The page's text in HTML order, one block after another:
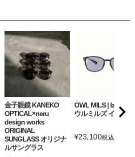
金子眼鏡 KANEKO
OPTICAL×neru
design works
ORIGINAL
SUNGLASS オリジナ
ルサングラス
OWL MILS | Izanagi
ウルミルズ イザナギ
¥23,100税込